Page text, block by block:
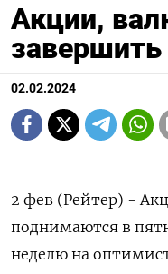
Акции,
02.02.2024
2 фев (Рейтер) -
поднимаются в
неделю на